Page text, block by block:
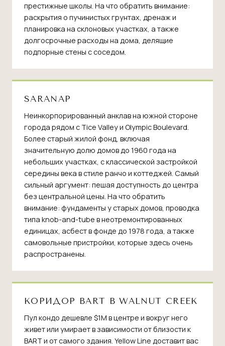
престижные школы. На что обратить внимание:
раскрытия о пучинистых грунтах, дренаж и
планировка на склоновых участках, а также
долгосрочные расходы на дома, делящие
подпорные стены с соседом.
SARANAP
Неинкорпорированный анклав на южной стороне
города рядом с Tice Valley и Olympic Boulevard.
Более старый жилой фонд, включая
значительную долю домов до 1960 года на
небольших участках, с классической застройкой
середины века в стиле ранчо и коттеджей. Самый
сильный аргумент: пешая доступность до центра
без центральной цены. На что обратить
внимание: фундаменты у старых домов, проводка
типа knob-and-tube в неотремонтированных
единицах, асбест в фонде до 1978 года, а также
самовольные пристройки, которые здесь очень
распространены.
КОРИДОР BART В WALNUT CREEK
Пул кондо дешевле $1M в центре и вокруг него
живет или умирает в зависимости от близости к
BART и от самого здания. Yellow Line доставит вас